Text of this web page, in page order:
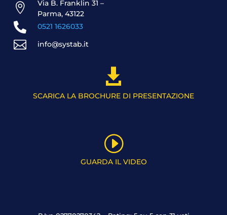

Via B. Franklin 31 –
Parma, 43122
 0521 1626033
 info@systab.it

SCARICA LA BROCHURE DI PRESENTAZIONE
I
GUARDA IL VIDEO